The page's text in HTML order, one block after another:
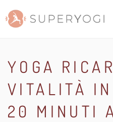
YOGA
VITALITÀ
20 MINUTI